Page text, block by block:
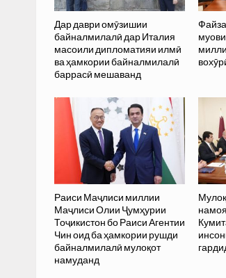
Дар даври омӯзишии
байналмилалӣ дар Италия
масоили дипломатияи илмӣ
ва ҳамкории байналмилалӣ
баррасӣ мешаванд
Раиси Маҷлиси миллии
Маҷлиси Олии Ҷумҳурии
Тоҷикистон бо Раиси Агентии
Чин оид ба ҳамкории рушди
байналмилалӣ мулоқот
намуданд